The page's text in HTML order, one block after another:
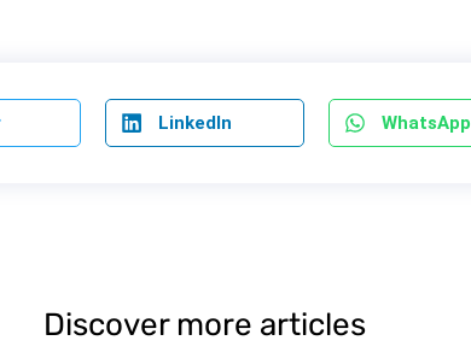
LinkedIn WhatsApp
Discover more articles